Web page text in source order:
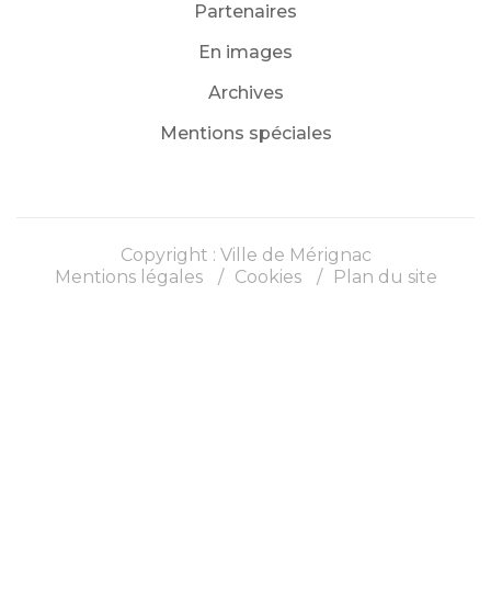
Partenaires
En images
Archives
Mentions spéciales
Copyright : Ville de Mérignac
Mentions légales
Cookies Plan du site